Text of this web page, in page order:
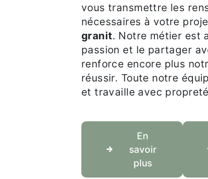
vous transmettre les
nécessaires à votre
granit. Notre métier est
passion et le partager
renforce encore plus
réussir. Toute notre
et travaille avec
En
savoir
plus